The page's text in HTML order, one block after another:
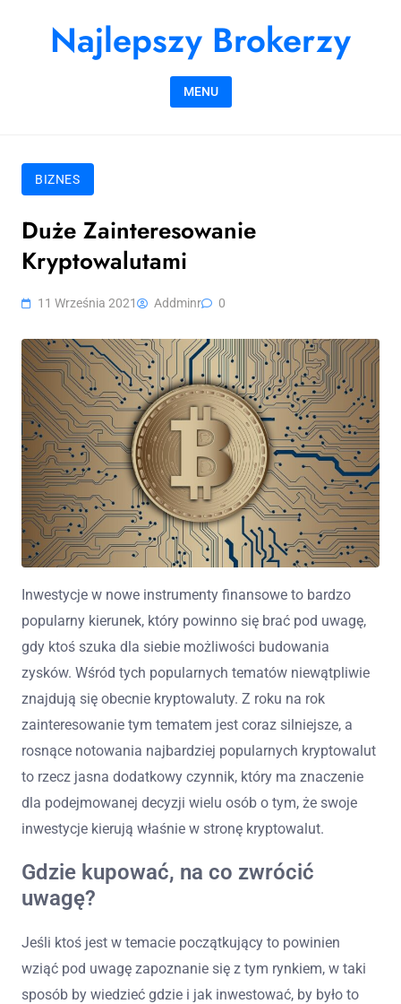
Najlepszy Brokerzy
MENU
BIZNES
Duże Zainteresowanie
Kryptowalutami
11 Września 2021 Addminr 0
Inwestycje w nowe instrumenty finansowe to bardzo
popularny kierunek, który powinno się brać pod uwagę,
gdy ktoś szuka dla siebie możliwości budowania
zysków. Wśród tych popularnych tematów niewątpliwie
znajdują się obecnie kryptowaluty. Z roku na rok
zainteresowanie tym tematem jest coraz silniejsze, a
rosnące notowania najbardziej popularnych kryptowalut
to rzecz jasna dodatkowy czynnik, który ma znaczenie
dla podejmowanej decyzji wielu osób o tym, że swoje
inwestycje kierują właśnie w stronę kryptowalut.
Gdzie kupować, na co zwrócić
uwagę?
Jeśli ktoś jest w temacie początkujący to powinien
wziąć pod uwagę zapoznanie się z tym rynkiem, w taki
sposób by wiedzieć gdzie i jak inwestować, by było to